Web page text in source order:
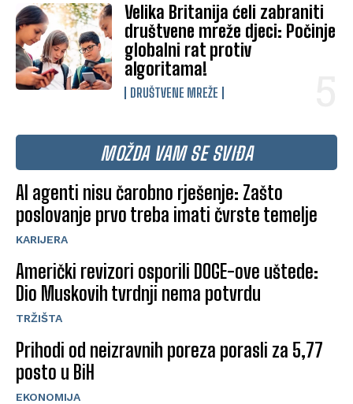
Velika Britanija ćeli zabraniti
društvene mreže djeci: Počinje
globalni rat protiv
algoritama!
DRUŠTVENE MREŽE
MOŽDA VAM SE SVIĐA
AI agenti nisu čarobno rješenje: Zašto
poslovanje prvo treba imati čvrste temelje
KARIJERA
Američki revizori osporili DOGE-ove uštede:
Dio Muskovih tvrdnji nema potvrdu
TRŽIŠTA
Prihodi od neizravnih poreza porasli za 5,77
posto u BiH
EKONOMIJA